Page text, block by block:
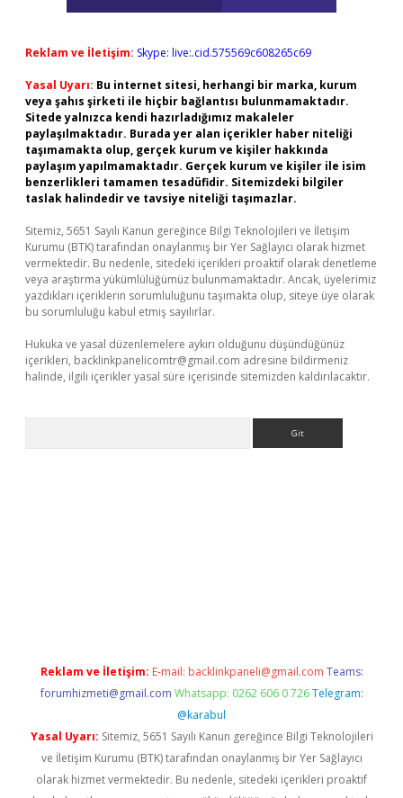
Reklam ve İletişim: Skype: live:.cid.575569c608265c69
Yasal Uyarı: Bu internet sitesi, herhangi bir marka, kurum
veya şahıs şirketi ile hiçbir bağlantısı bulunmamaktadır.
Sitede yalnızca kendi hazırladığımız makaleler
paylaşılmaktadır. Burada yer alan içerikler haber niteliği
taşımamakta olup, gerçek kurum ve kişiler hakkında
paylaşım yapılmamaktadır. Gerçek kurum ve kişiler ile isim
benzerlikleri tamamen tesadüfidir. Sitemizdeki bilgiler
taslak halindedir ve tavsiye niteliği taşımazlar.
Sitemiz, 5651 Sayılı Kanun gereğince Bilgi Teknolojileri ve İletişim
Kurumu (BTK) tarafından onaylanmış bir Yer Sağlayıcı olarak hizmet
vermektedir. Bu nedenle, sitedeki içerikleri proaktif olarak denetleme
veya araştırma yükümlülüğümüz bulunmamaktadır. Ancak, üyelerimiz
yazdıkları içeriklerin sorumluluğunu taşımakta olup, siteye üye olarak
bu sorumluluğu kabul etmiş sayılırlar.
Hukuka ve yasal düzenlemelere aykırı olduğunu düşündüğünüz
içerikleri, backlinkpanelicomtr@gmail.com adresine bildirmeniz
halinde, ilgili içerikler yasal süre içerisinde sitemizden kaldırılacaktır.
Reklam ve İletişim: E-mail: backlinkpaneli@gmail.com Teams:
forumhizmeti@gmail.com Whatsapp: 0262 606 0 726 Telegram:
@karabul
Yasal Uyarı: Sitemiz, 5651 Sayılı Kanun gereğince Bilgi Teknolojileri
ve İletişim Kurumu (BTK) tarafından onaylanmış bir Yer Sağlayıcı
olarak hizmet vermektedir. Bu nedenle, sitedeki içerikleri proaktif